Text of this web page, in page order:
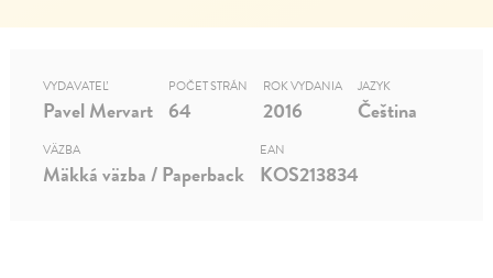
VYDAVATEĽ
Pavel Mervart
POČET STRÁN
64
ROK VYDANIA
2016
JAZYK
Čeština
VÄZBA
Mäkká väzba / Paperback
EAN
KOS213834